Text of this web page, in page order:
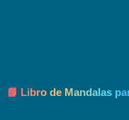
📘 Libro de Mandalas